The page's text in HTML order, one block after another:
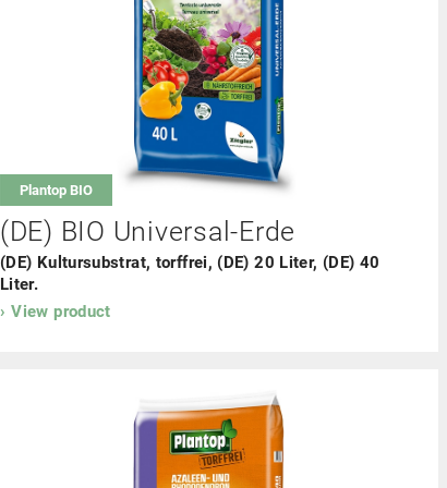
Sabbia
Bricchetti
Dolobeach
Plantop BIO
(DE) BIO Universal-Erde
(DE) Kultursubstrat, torffrei, (DE) 20 Liter, (DE) 40
Liter.
View product